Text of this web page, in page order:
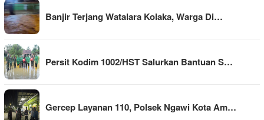
Banjir Terjang Watalara Kolaka, Warga Di…
Persit Kodim 1002/HST Salurkan Bantuan S…
Gercep Layanan 110, Polsek Ngawi Kota Am…